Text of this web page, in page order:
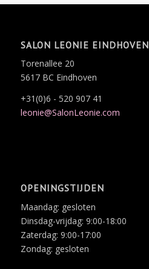
SALON LEONIE EINDHOVEN
Torenallee 20
5617 BC Eindhoven
+31(0)6 - 520 907 41
leonie@SalonLeonie.com
OPENINGSTIJDEN
Maandag: gesloten
Dinsdag-vrijdag: 9:00-18:00
Zaterdag: 9:00-17:00
Zondag: gesloten